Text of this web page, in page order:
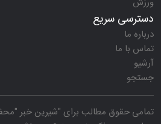
دسترسی سریع
درباره ما
تماس با ما
آرشیو
جستجو
تمامی حقوق مطالب برای "شیرین خبر